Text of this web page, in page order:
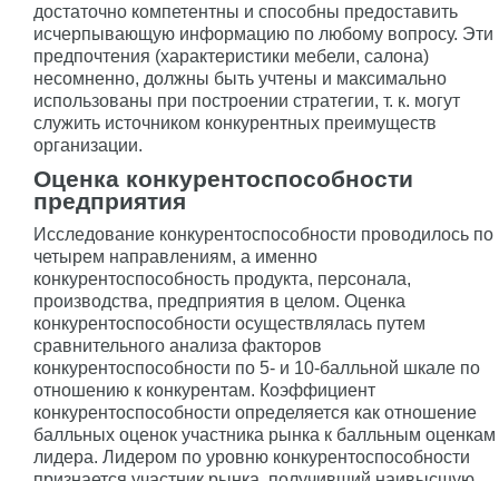
достаточно компетентны и способны предоставить
исчерпывающую информацию по любому вопросу. Эти
предпочтения (характеристики мебели, салона)
несомненно, должны быть учтены и максимально
использованы при построении стратегии, т. к. могут
служить источником конкурентных преимуществ
организации.
Оценка конкурентоспособности
предприятия
Исследование конкурентоспособности проводилось по
четырем направлениям, а именно
конкурентоспособность продукта, персонала,
производства, предприятия в целом. Оценка
конкурентоспособности осуществлялась путем
сравнительного анализа факторов
конкурентоспособности по 5- и 10-балльной шкале по
отношению к конкурентам. Коэффициент
конкурентоспособности определяется как отношение
балльных оценок участника рынка к балльным оценкам
лидера. Лидером по уровню конкурентоспособности